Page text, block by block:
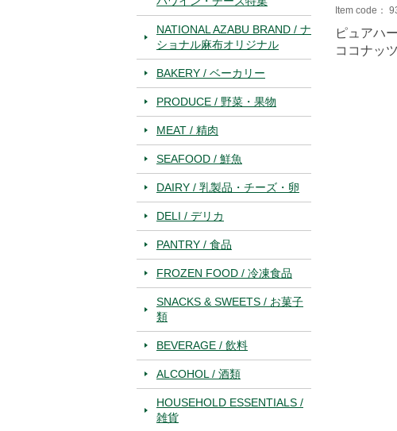
NATIONAL AZABU BRAND / ナ
ショナル麻布オリジナル
BAKERY / ベーカリー
PRODUCE / 野菜・果物
MEAT / 精肉
SEAFOOD / 鮮魚
DAIRY / 乳製品・チーズ・卵
DELI / デリカ
PANTRY / 食品
FROZEN FOOD / 冷凍食品
SNACKS & SWEETS / お菓子
類
BEVERAGE / 飲料
ALCOHOL / 酒類
HOUSEHOLD ESSENTIALS /
雑貨
Item code：
ピュアハ
ココナッ